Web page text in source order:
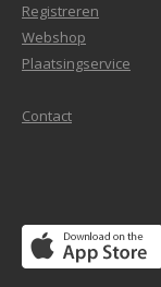
Registreren
Webshop
Plaatsingservice
Contact